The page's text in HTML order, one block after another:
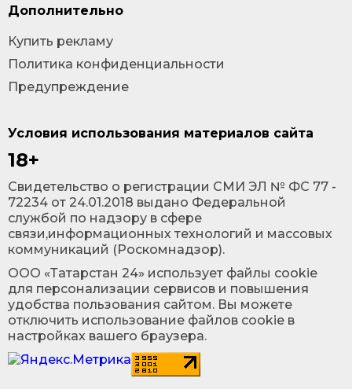
Условия использования материалов сайта
18+
Cвидетельство о регистрации СМИ ЭЛ № ФС 77 -
72234 от 24.01.2018 выдано Федеральной
службой по надзору в сфере
связи,информационных технологий и массовых
коммуникаций (Роскомнадзор).
ООО «Татарстан 24» использует файлы cookie
для персонализации сервисов и повышения
удобства пользования сайтом. Вы можете
отключить использование файлов cookie в
настройках вашего браузера.
Дополнительно
Купить рекламу
Политика конфиденциальности
Предупреждение